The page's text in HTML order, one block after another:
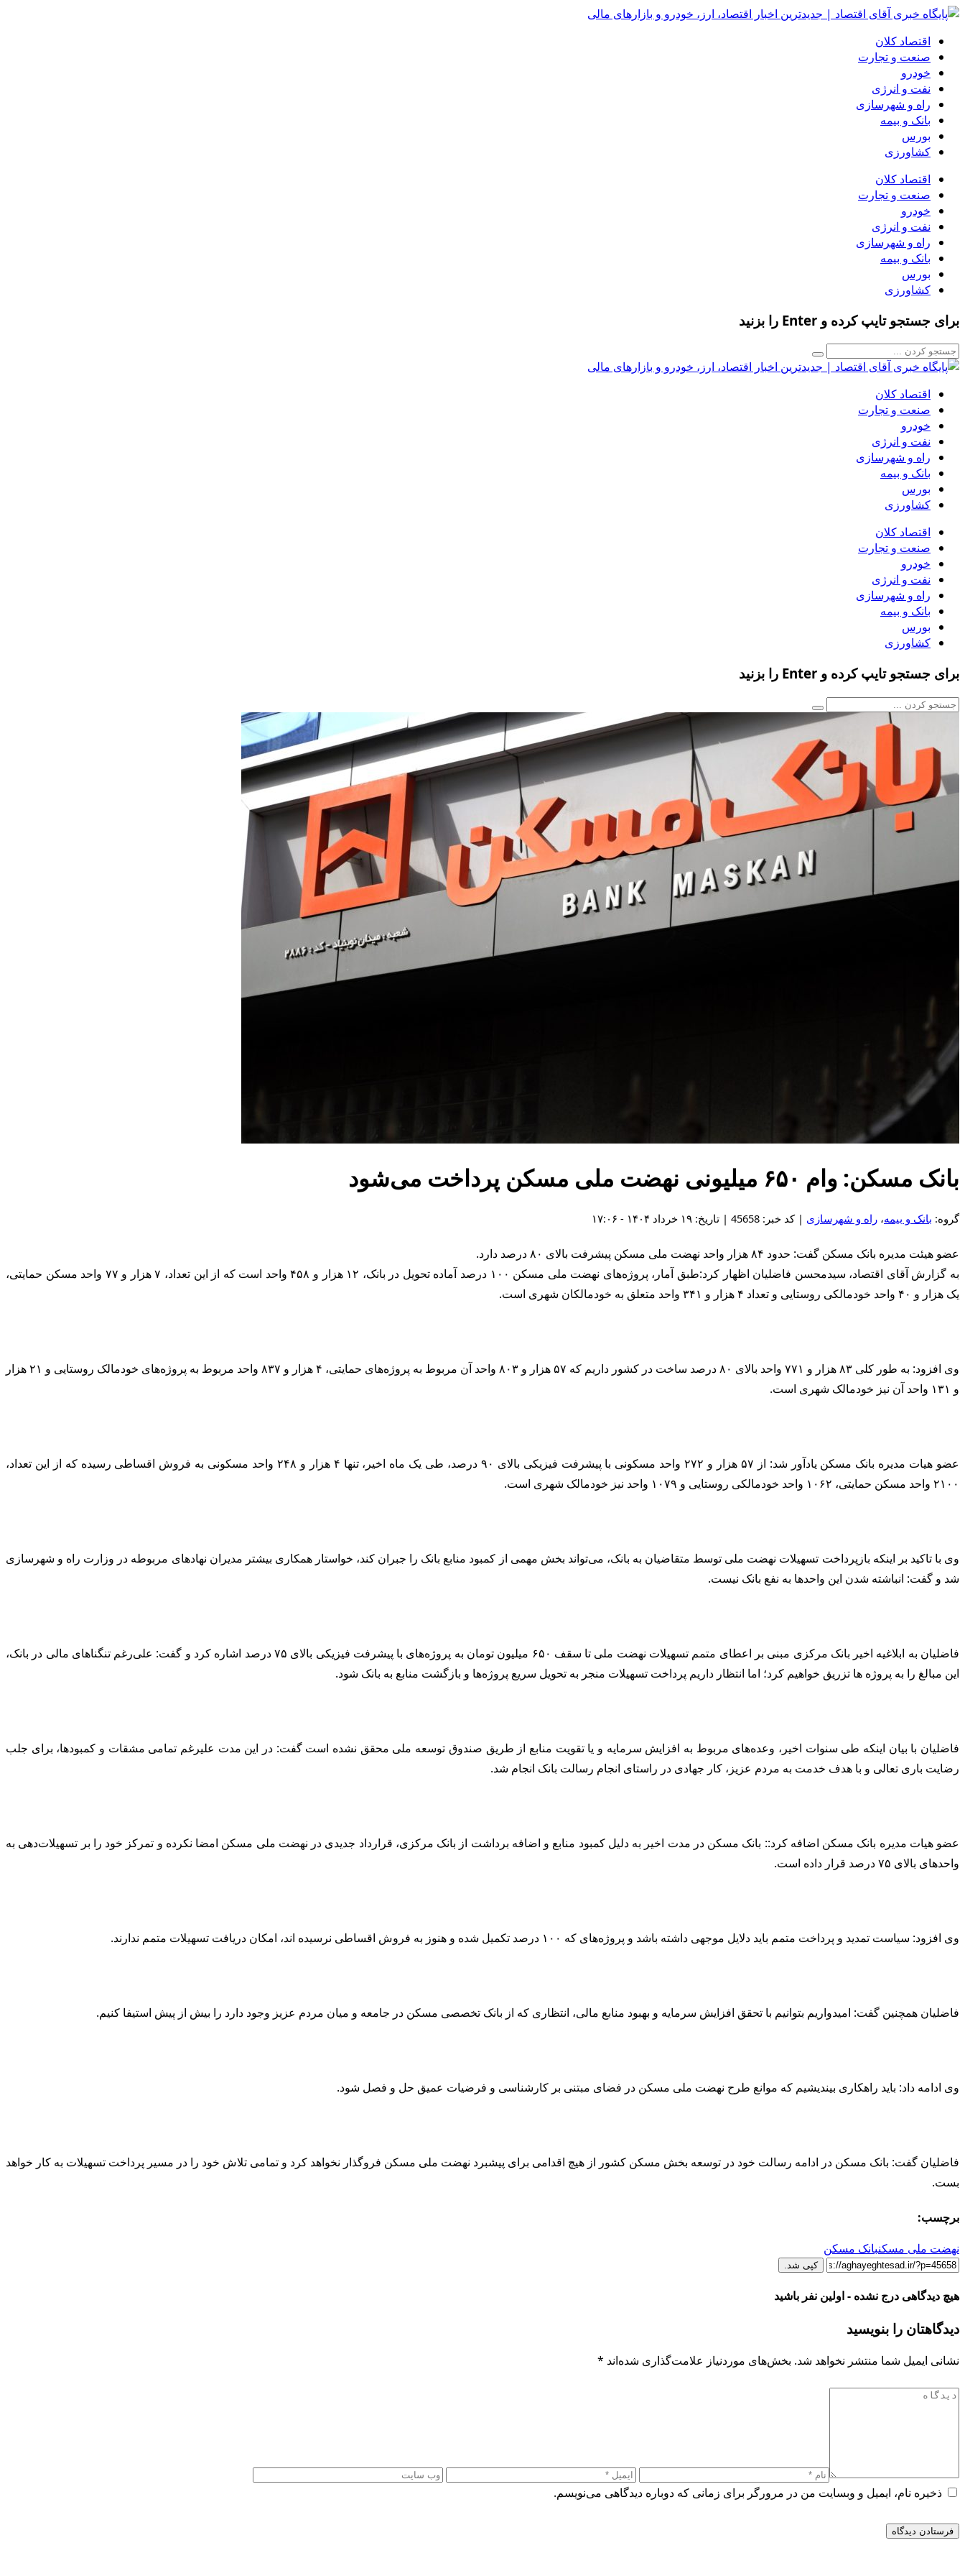
اقتصاد کلان
صنعت و تجارت
خودرو
نفت و انرژی
راه و شهرسازی
بانک و بیمه
بورس
کشاورزی
اقتصاد کلان
صنعت و تجارت
خودرو
نفت و انرژی
راه و شهرسازی
بانک و بیمه
بورس
کشاورزی
برای جستجو تایپ کرده و Enter را بزنید
اقتصاد کلان
صنعت و تجارت
خودرو
نفت و انرژی
راه و شهرسازی
بانک و بیمه
بورس
کشاورزی
اقتصاد کلان
صنعت و تجارت
خودرو
نفت و انرژی
راه و شهرسازی
بانک و بیمه
بورس
کشاورزی
برای جستجو تایپ کرده و Enter را بزنید
بانک مسکن: وام ۶۵۰ میلیونی نهضت ملی مسکن پرداخت می‌شود
گروه: بانک و بیمه، راه و شهرسازی | کد خبر: 45658 | تاریخ: ۱۹ خرداد ۱۴۰۴ - ۱۷:۰۶
عضو هیئت مدیره بانک مسکن گفت: حدود ۸۴ هزار واحد نهضت ملی مسکن پیشرفت بالای ۸۰ درصد دارد.
به گزارش آقای اقتصاد، سیدمحسن فاضلیان اظهار کرد:طبق آمار، پروژه‌های نهضت ملی مسکن ۱۰۰ درصد آماده تحویل در بانک، ۱۲ هزار و ۴۵۸ واحد است که از این تعداد، ۷ هزار و ۷۷ واحد مسکن حمایتی،
یک هزار و ۴۰ واحد خودمالکی روستایی و تعداد ۴ هزار و ۳۴۱ واحد متعلق به خودمالکان شهری است.
وی افزود: به طور کلی ۸۳ هزار و ۷۷۱ واحد بالای ۸۰ درصد ساخت در کشور داریم که ۵۷ هزار و ۸۰۳ واحد آن مربوط به پروژه‌های حمایتی، ۴ هزار و ۸۳۷ واحد مربوط به پروژه‌های خودمالک روستایی و ۲۱ هزار
و ۱۳۱ واحد آن نیز خودمالک شهری است.
عضو هیات مدیره بانک مسکن یادآور شد: از ۵۷ هزار و ۲۷۲ واحد مسکونی با پیشرفت فیزیکی بالای ۹۰ درصد، طی یک ماه اخیر، تنها ۴ هزار و ۲۴۸ واحد مسکونی به فروش اقساطی رسیده که از این تعداد،
۲۱۰۰ واحد مسکن حمایتی، ۱۰۶۲ واحد خودمالکی روستایی و ۱۰۷۹ واحد نیز خودمالک شهری است.
وی با تاکید بر اینکه بازپرداخت تسهیلات نهضت ملی توسط متقاضیان به بانک، می‌تواند بخش مهمی از کمبود منابع بانک را جبران کند، خواستار همکاری بیشتر مدیران نهادهای مربوطه در وزارت راه و شهرسازی
شد و گفت: انباشته شدن این واحدها به نفع بانک نیست.
فاضلیان به ابلاغیه اخیر بانک مرکزی مبنی بر اعطای متمم تسهیلات نهضت ملی تا سقف ۶۵۰ میلیون تومان به پروژه‌های با پیشرفت فیزیکی بالای ۷۵ درصد اشاره کرد و گفت: علی‌رغم تنگناهای مالی در بانک،
این مبالغ را به پروژه ها تزریق خواهیم کرد؛ اما انتظار داریم پرداخت تسهیلات منجر به تحویل سریع پروژه‌ها و بازگشت منابع به بانک شود.
فاضلیان با بیان اینکه طی سنوات اخیر، وعده‌های مربوط به افزایش سرمایه و یا تقویت منابع از طریق صندوق توسعه ملی محقق نشده است گفت: در این مدت علیرغم تمامی مشقات و کمبودها، برای جلب
رضایت باری تعالی و با هدف خدمت به مردم عزیز، کار جهادی در راستای انجام رسالت بانک انجام شد.
عضو هیات مدیره بانک مسکن اضافه کرد:: بانک مسکن در مدت اخیر به دلیل کمبود منابع و اضافه برداشت از بانک مرکزی، قرارداد جدیدی در نهضت ملی مسکن امضا نکرده و تمرکز خود را بر تسهیلات‌دهی به
واحدهای بالای ۷۵ درصد قرار داده است.
وی افزود: سیاست تمدید و پرداخت متمم باید دلایل موجهی داشته باشد و پروژه‌های که ۱۰۰ درصد تکمیل شده و هنوز به فروش اقساطی نرسیده اند، امکان دریافت تسهیلات متمم ندارند.
فاضلیان همچنین گفت: امیدواریم بتوانیم با تحقق افزایش سرمایه و بهبود منابع مالی، انتظاری که از بانک تخصصی مسکن در جامعه و میان مردم عزیز وجود دارد را بیش از پیش استیفا کنیم.
وی ادامه داد: باید راهکاری بیندیشیم که موانع طرح نهضت ملی مسکن در فضای مبتنی بر کارشناسی و فرضیات عمیق حل و فصل شود.
فاضلیان گفت: بانک مسکن در ادامه رسالت خود در توسعه بخش مسکن کشور از هیچ اقدامی برای پیشبرد نهضت ملی مسکن فروگذار نخواهد کرد و تمامی تلاش خود را در مسیر پرداخت تسهیلات به کار خواهد
بست.
برچسب:
نهضت ملی مسکنبانک مسکن
کپی شد.
هیچ دیدگاهی درج نشده - اولین نفر باشید
دیدگاهتان را بنویسید
نشانی ایمیل شما منتشر نخواهد شد. بخش‌های موردنیاز علامت‌گذاری شده‌اند *
ذخیره نام، ایمیل و وبسایت من در مرورگر برای زمانی که دوباره دیدگاهی می‌نویسم.